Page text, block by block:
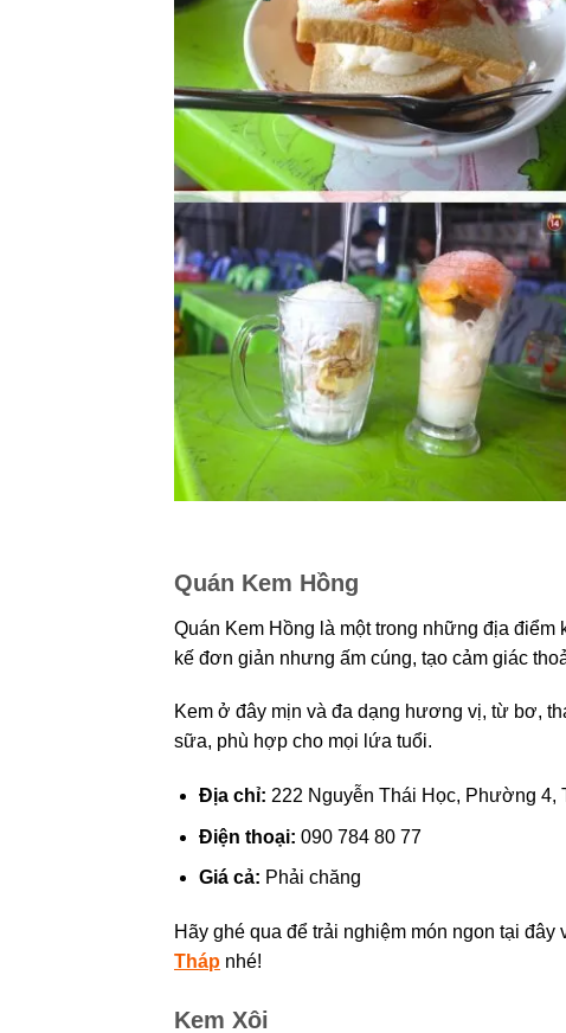
Quán Kem Hồng
Quán Kem Hồng là một trong những địa điểm
kế đơn giản nhưng ấm cúng, tạo cảm giác
Kem ở đây mịn và đa dạng hương vị, từ bơ,
sữa, phù hợp cho mọi lứa tuổi.
Địa chỉ: 222 Nguyễn Thái Học, Phường 4,
Điện thoại: 090 784 80 77
Giá cả: Phải chăng
Hãy ghé qua để trải nghiệm món ngon tại
Tháp nhé!
Kem Xôi